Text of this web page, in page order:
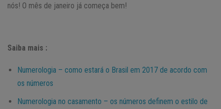
nós! O mês de janeiro já começa bem!
Saiba mais :
Numerologia – como estará o Brasil em 2017 de acordo com
os números
Numerologia no casamento – os números definem o estilo de